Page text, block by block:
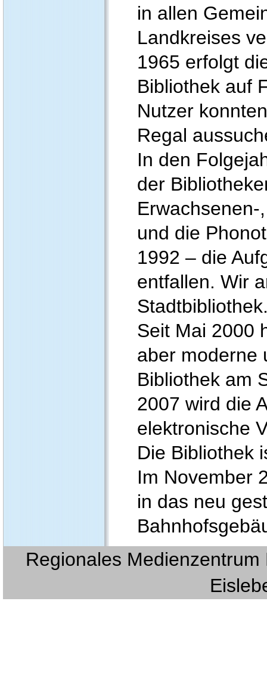
in allen
Landkreises
1965 erfolgt
Bibliothek auf
Nutzer
Regal
In den
der
und die
1992 – die
entfallen. Wir
Seit Mai 2000
aber moderne
Bibliothek am
2007 wird die
elektronische
Die Bibliothek
Im November
in das neu
Regionales